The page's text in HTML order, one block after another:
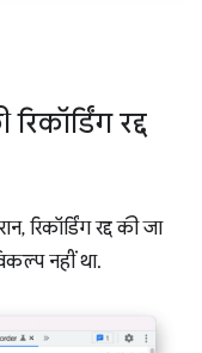
रद्द
रिकॉर्डिंग रद्द की जा
नहीं था.